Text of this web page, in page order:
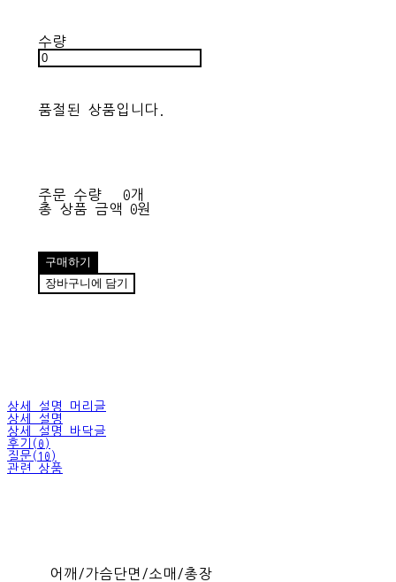
수량
품절된 상품입니다.
주문 수량
0개
총 상품 금액
0원
구매하기
장바구니에 담기
상세 설명 머리글
상세 설명
상세 설명 바닥글
후기(0)
질문(10)
관련 상품
어깨/가슴단면/소매/총장